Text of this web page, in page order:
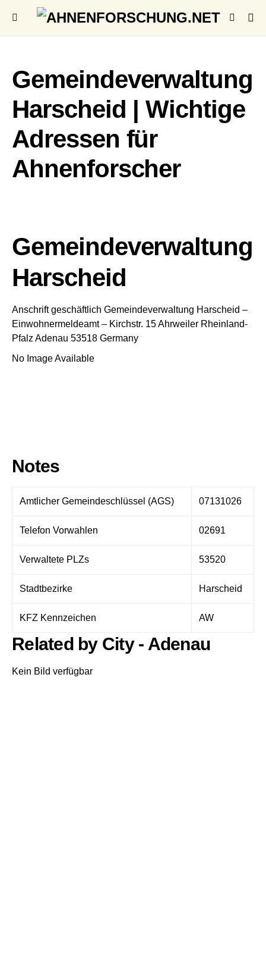
Gemeindeverwaltung
Harscheid | Wichtige
Adressen für
Ahnenforscher
Gemeindeverwaltung
Harscheid
Anschrift geschäftlich Gemeindeverwaltung Harscheid –
Einwohnermeldeamt – Kirchstr. 15Ahrweiler Rheinland-
Pfalz Adenau 53518 Germany
No Image Available
Notes
Amtlicher Gemeindeschlüssel (AGS) 07131026
Telefon Vorwahlen 02691
Verwaltete PLZs 53520
Stadtbezirke Harscheid
KFZ Kennzeichen AW
Related by City - Adenau
Kein Bild verfügbar